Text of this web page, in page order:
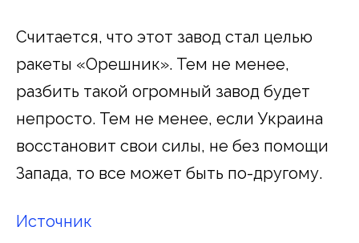
Считается, что этот завод стал целью
ракеты «Орешник». Тем не менее,
разбить такой огромный завод будет
непросто. Тем не менее, если Украина
восстановит свои силы, не без помощи
Запада, то все может быть по-другому.
Источник